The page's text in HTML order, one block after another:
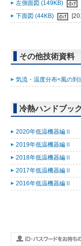
左側面図 (149KB)
下面図 (44KB)
その他技術資料
気流・温度分布<風の到
冷熱ハンドブック
2020年低温機器編Ⅱ
2019年低温機器編Ⅱ
2018年低温機器編Ⅱ
2017年低温機器編Ⅱ
2016年低温機器編Ⅱ